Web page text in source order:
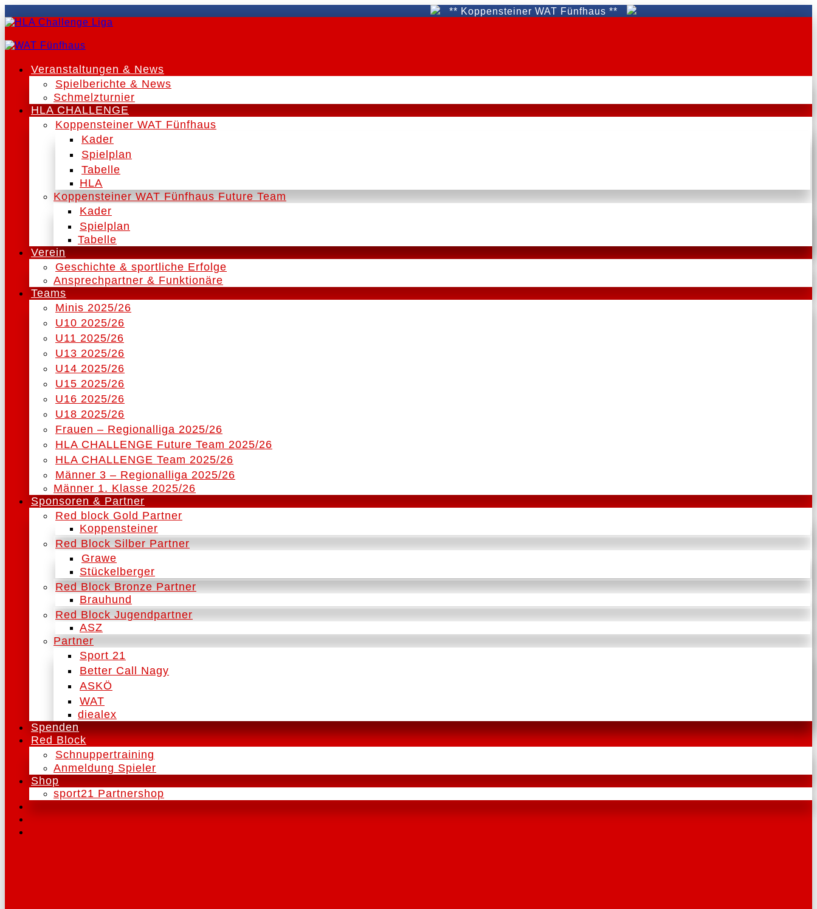
** Koppensteiner WAT Fünfhaus **
Veranstaltungen & News
Spielberichte & News
Schmelzturnier
HLA CHALLENGE
Koppensteiner WAT Fünfhaus
Kader
Spielplan
Tabelle
HLA
Koppensteiner WAT Fünfhaus Future Team
Kader
Spielplan
Tabelle
Verein
Geschichte & sportliche Erfolge
Ansprechpartner & Funktionäre
Teams
Minis 2025/26
U10 2025/26
U11 2025/26
U13 2025/26
U14 2025/26
U15 2025/26
U16 2025/26
U18 2025/26
Frauen – Regionalliga 2025/26
HLA CHALLENGE Future Team 2025/26
HLA CHALLENGE Team 2025/26
Männer 3 – Regionalliga 2025/26
Männer 1. Klasse 2025/26
Sponsoren & Partner
Red block Gold Partner
Koppensteiner
Red Block Silber Partner
Grawe
Stückelberger
Red Block Bronze Partner
Brauhund
Red Block Jugendpartner
ASZ
Partner
Sport 21
Better Call Nagy
ASKÖ
WAT
diealex
Spenden
Red Block
Schnuppertraining
Anmeldung Spieler
Shop
sport21 Partnershop